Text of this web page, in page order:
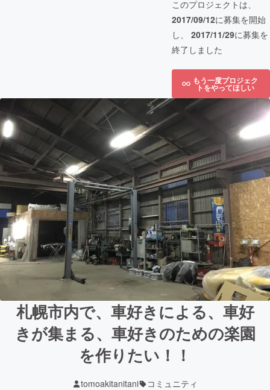
このプロジェクトは、
2017/09/12に募集を開始
し、 2017/11/29に募集を
終了しました
もう一度プロジェク
トをやってほしい
札幌市内で、車好きによる、車好
きが集まる、車好きのための楽園
を作りたい！！
tomoakitanitani コミュニティ